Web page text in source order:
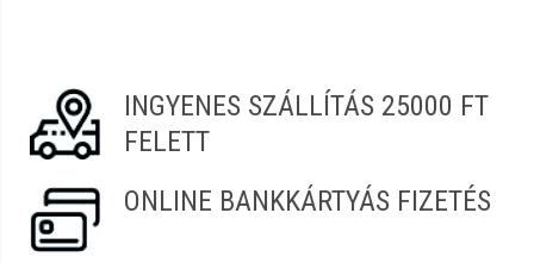
INGYENES SZÁLLÍTÁS 25000 FT
FELETT
ONLINE BANKKÁRTYÁS FIZETÉS